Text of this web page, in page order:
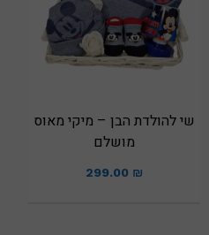
שי להולדת הבן – מיקי מאוס
מושלם
299.00 ₪